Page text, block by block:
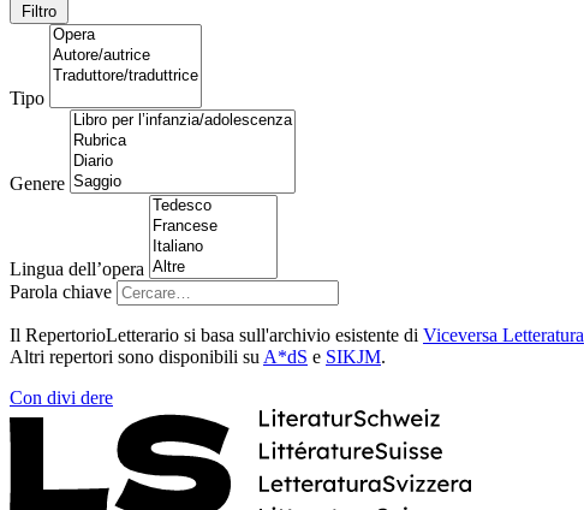
Filtro
Tipo
Genere
Lingua dell’opera
Parola chiave
Il RepertorioLetterario si basa sull'archivio esistente di Viceversa Letteratura
Altri repertori sono disponibili su A*dS e SIKJM.
Con divi dere